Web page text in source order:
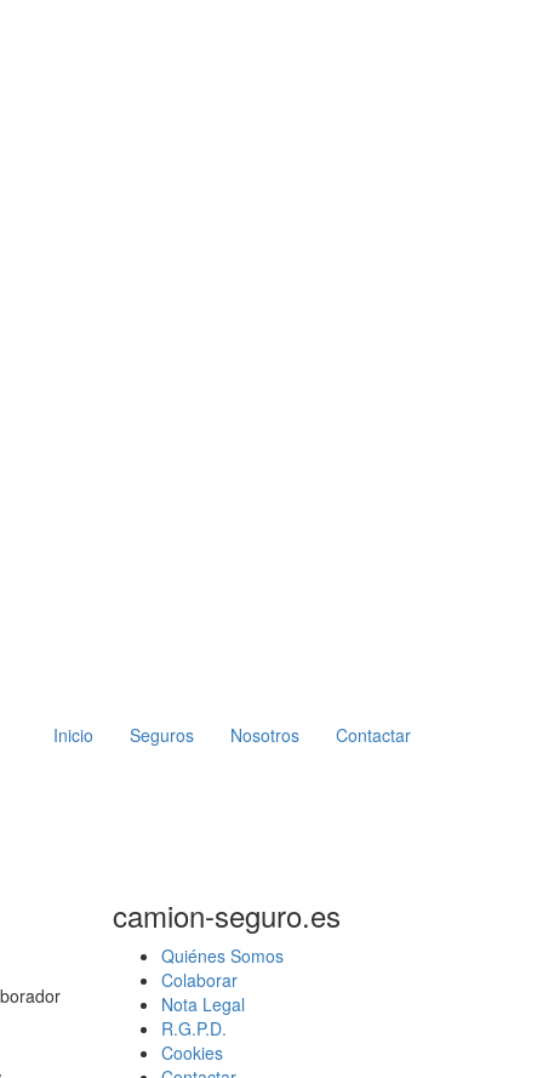
Inicio Seguros Nosotros Contactar
camion-seguro.es
Quiénes Somos
Colaborar
Nota Legal
R.G.P.D.
Cookies